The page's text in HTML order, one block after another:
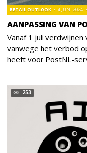
AANPASSING VAN
RETAIL OUTLOOK 4 JUNI 2024
Vanaf 1 juli
vanwege het verbod
heeft voor PostNL-
253